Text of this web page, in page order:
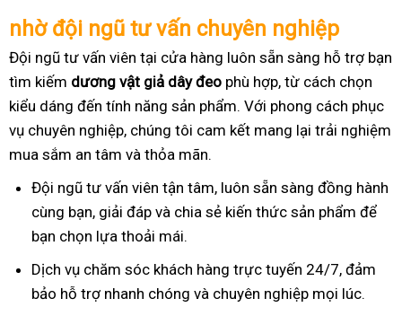
nhờ đội ngũ tư vấn chuyên nghiệp
Đội ngũ tư vấn viên tại cửa hàng luôn sẵn sàng hỗ trợ bạn
tìm kiếm dương vật giả dây đeo phù hợp, từ cách chọn
kiểu dáng đến tính năng sản phẩm. Với phong cách phục
vụ chuyên nghiệp, chúng tôi cam kết mang lại trải nghiệm
mua sắm an tâm và thỏa mãn.
Đội ngũ tư vấn viên tận tâm, luôn sẵn sàng đồng hành
cùng bạn, giải đáp và chia sẻ kiến thức sản phẩm để
bạn chọn lựa thoải mái.
Dịch vụ chăm sóc khách hàng trực tuyến 24/7, đảm
bảo hỗ trợ nhanh chóng và chuyên nghiệp mọi lúc.